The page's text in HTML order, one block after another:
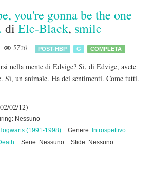
you're gonna be the one
di Ele-Black, smile
5720 POST-HBP G COMPLETA
nella mente di Edvige? Sì, di Edvige, avete
Sì, un animale. Ha dei sentimenti. Come tutti.
02/12)
Nessuno
(1991-1998) Genere: Introspettivo
Serie: Nessuno
Sfide: Nessuno